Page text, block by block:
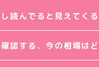
読んでると見えてく
認する、今の相場は